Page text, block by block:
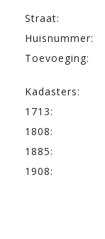
Straat:
Huisnummer:
Toevoeging:
Kadasters:
1713:
1808:
1885:
1908: